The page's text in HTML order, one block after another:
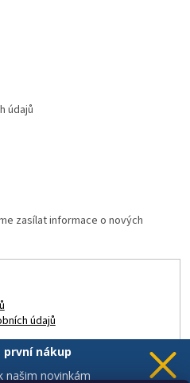
údajů
zasílat informace o nových
údajů
první nákup
našim novinkám